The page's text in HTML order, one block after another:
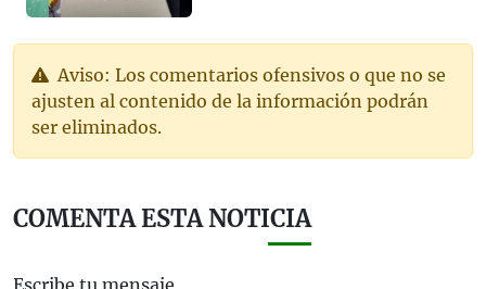
Aviso: Los comentarios ofensivos o que no se
ajusten al contenido de la información podrán
ser eliminados.
COMENTA ESTA NOTICIA